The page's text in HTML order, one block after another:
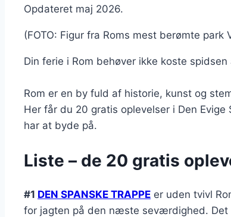
Opdateret maj 2026.
(FOTO: Figur fra Roms mest berømte
Din ferie i Rom behøver ikke koste spidsen
Rom er en by fuld af historie, kunst og
Her får du 20 gratis oplevelser i Den
har at byde på.
Liste – de 20 gratis
#1 DEN SPANSKE TRAPPE er uden tvivl
for jagten på den næste seværdighed.